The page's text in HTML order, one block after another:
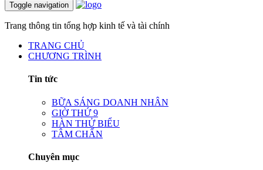
Toggle navigation
Trang thông tin tổng hợp kinh tế và tài chính
TRANG CHỦ
CHƯƠNG TRÌNH
Tin tức
BỮA SÁNG DOANH NHÂN
GIỜ THỨ 9
HÀN THỬ BIỂU
TÂM CHẤN
Chuyên mục